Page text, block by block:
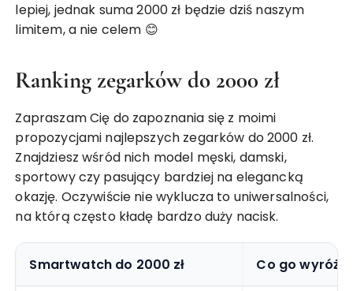
lepiej, jednak suma 2000 zł będzie dziś naszym
limitem, a nie celem 😊
Ranking zegarków do 2000 zł
Zapraszam Cię do zapoznania się z moimi
propozycjami najlepszych zegarków do 2000 zł.
Znajdziesz wśród nich model męski, damski,
sportowy czy pasujący bardziej na elegancką
okazję. Oczywiście nie wyklucza to uniwersalności,
na którą często kładę bardzo duży nacisk.
Smartwatch do 2000 zł Co go